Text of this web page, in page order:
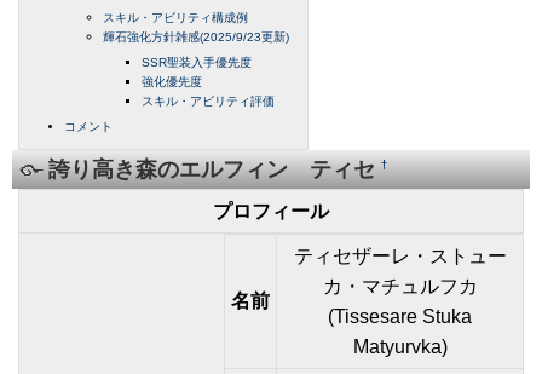
スキル・アビリティ構成例
輝石強化方針雑感(2025/9/23更新)
SSR聖装入手優先度
強化優先度
スキル・アビリティ評価
コメント
誇り高き森のエルフィン ティセ†
プロフィール
名前
ティセザーレ・ストュー
カ・マチュルフカ
(Tissesare Stuka
Matyurvka)